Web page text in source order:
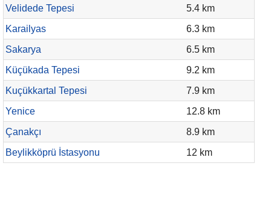
Velidede Tepesi
5.4 km
Karailyas
6.3 km
Sakarya
6.5 km
Küçükada Tepesi
9.2 km
Kuçükkartal Tepesi
7.9 km
Yenice
12.8 km
Çanakçı
8.9 km
Beylikköprü İstasyonu
12 km